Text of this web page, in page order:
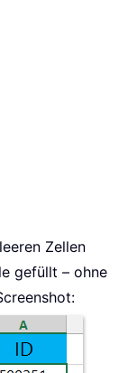
Zellen
gefüllt – ohne